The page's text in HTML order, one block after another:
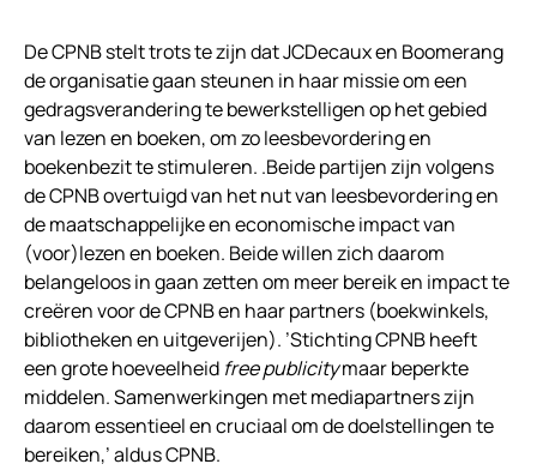
De CPNB stelt trots te zijn dat JCDecaux en Boomerang
de organisatie gaan steunen in haar missie om een
gedragsverandering te bewerkstelligen op het gebied
van lezen en boeken, om zo leesbevordering en
boekenbezit te stimuleren. .Beide partijen zijn volgens
de CPNB overtuigd van het nut van leesbevordering en
de maatschappelijke en economische impact van
(voor)lezen en boeken. Beide willen zich daarom
belangeloos in gaan zetten om meer bereik en impact te
creëren voor de CPNB en haar partners (boekwinkels,
bibliotheken en uitgeverijen). ’Stichting CPNB heeft
een grote hoeveelheid free publicitymaar beperkte
middelen. Samenwerkingen met mediapartners zijn
daarom essentieel en cruciaal om de doelstellingen te
bereiken,’ aldus CPNB.